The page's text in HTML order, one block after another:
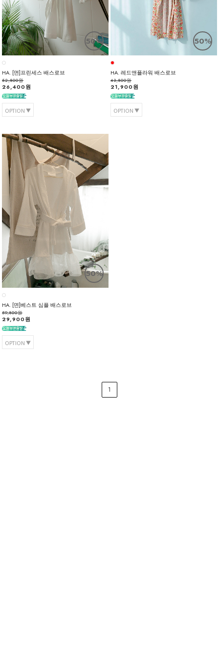
50%
HA. [면]프린세스 배스로브
52,800원
26,400원
OPTION
50%
HA. 레드앤플라워 배스로브
43,800원
21,900원
OPTION
50%
HA. [면]베스트 심플 배스로브
59,800원
29,900원
OPTION
1